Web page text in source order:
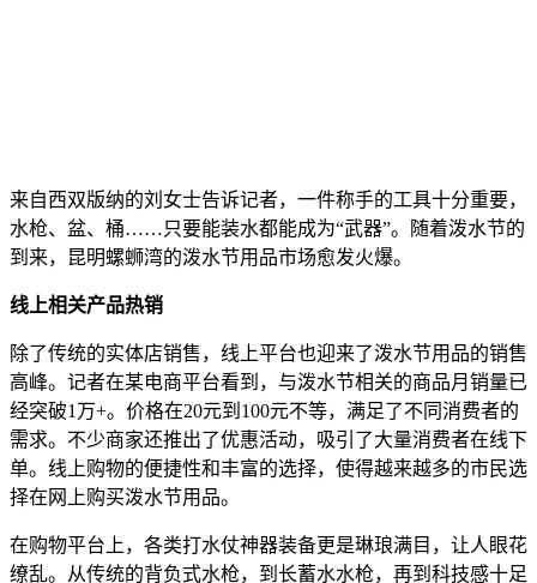
来自西双版纳的刘女士告诉记者，一件称手的工具十分重要，
水枪、盆、桶……只要能装水都能成为“武器”。随着泼水节的
到来，昆明螺蛳湾的泼水节用品市场愈发火爆。
线上相关产品热销
除了传统的实体店销售，线上平台也迎来了泼水节用品的销售
高峰。记者在某电商平台看到，与泼水节相关的商品月销量已
经突破1万+。价格在20元到100元不等，满足了不同消费者的
需求。不少商家还推出了优惠活动，吸引了大量消费者在线下
单。线上购物的便捷性和丰富的选择，使得越来越多的市民选
择在网上购买泼水节用品。
在购物平台上，各类打水仗神器装备更是琳琅满目，让人眼花
缭乱。从传统的背负式水枪，到长蓄水水枪，再到科技感十足